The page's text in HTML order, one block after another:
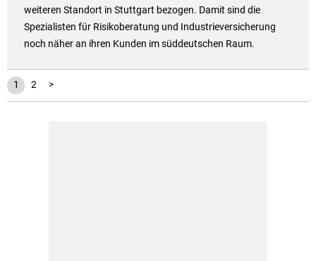
weiteren Standort in Stuttgart bezogen. Damit sind die
Spezialisten für Risikoberatung und Industrieversicherung
noch näher an ihren Kunden im süddeutschen Raum.
1 2 >